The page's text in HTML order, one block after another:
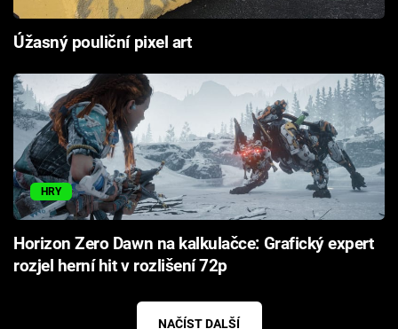
Úžasný pouliční pixel art
HRY
Horizon Zero Dawn na kalkulačce: Grafický expert
rozjel herní hit v rozlišení 72p
NAČÍST DALŠÍ